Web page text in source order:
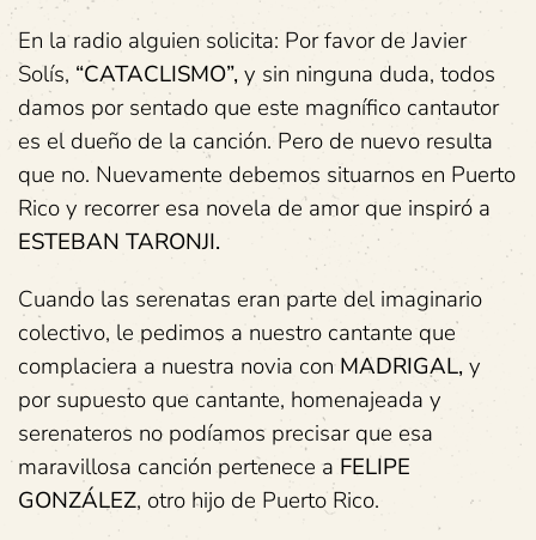
En la radio alguien solicita: Por favor de Javier
Solís, “CATACLISMO”, y sin ninguna duda, todos
damos por sentado que este magnífico cantautor
es el dueño de la canción. Pero de nuevo resulta
que no. Nuevamente debemos situarnos en Puerto
Rico y recorrer esa novela de amor que inspiró a
ESTEBAN TARONJI.
Cuando las serenatas eran parte del imaginario
colectivo, le pedimos a nuestro cantante que
complaciera a nuestra novia con MADRIGAL, y
por supuesto que cantante, homenajeada y
serenateros no podíamos precisar que esa
maravillosa canción pertenece a FELIPE
GONZÁLEZ, otro hijo de Puerto Rico.